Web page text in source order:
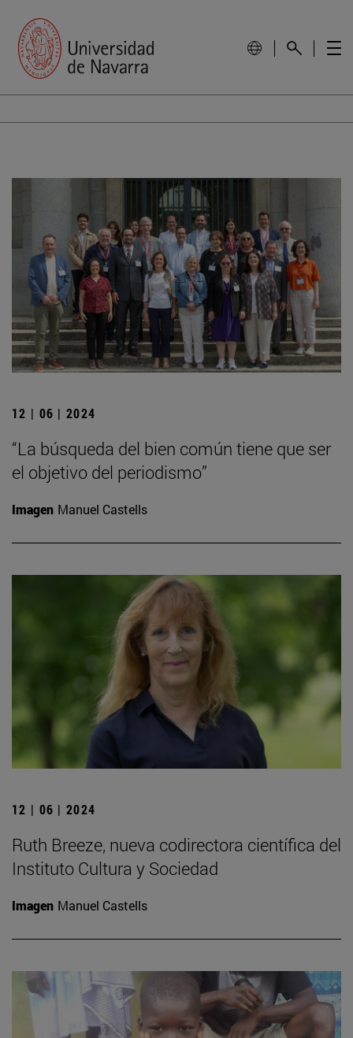
12 | 06 | 2024
“La búsqueda del bien común tiene que ser
el objetivo del periodismo”
Imagen Manuel Castells
12 | 06 | 2024
Ruth Breeze, nueva codirectora científica del
Instituto Cultura y Sociedad
Imagen Manuel Castells